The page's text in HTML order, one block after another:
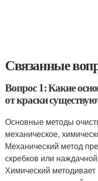
Связанные
Вопрос 1: Какие
от краски
Основные методы
механическое,
Механический метод
скребков или
Химический